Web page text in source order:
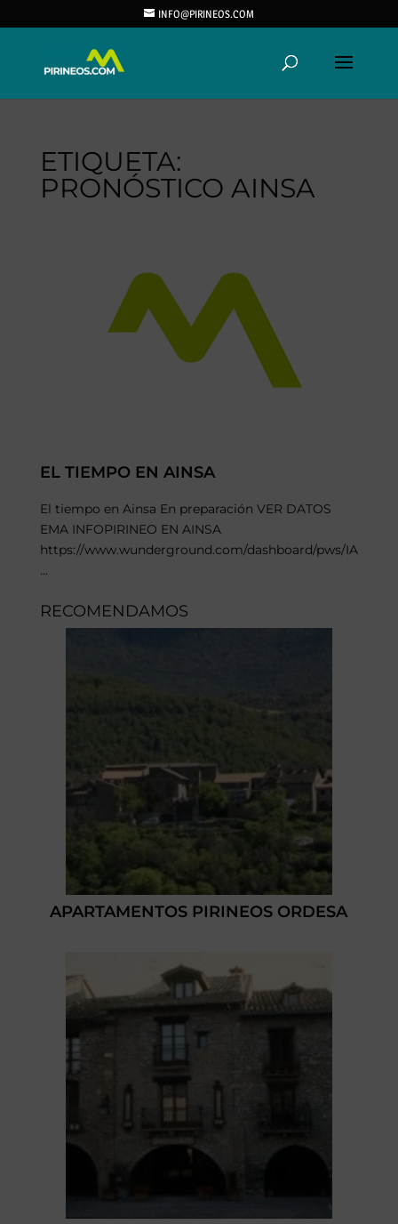
INFO@PIRINEOS.COM
ETIQUETA:
PRONÓSTICO AINSA
EL TIEMPO EN AINSA
El tiempo en Ainsa En preparación VER DATOS
EMA INFOPIRINEO EN AINSA
https://www.wunderground.com/dashboard/pws/
...
RECOMENDAMOS
APARTAMENTOS PIRINEOS ORDESA